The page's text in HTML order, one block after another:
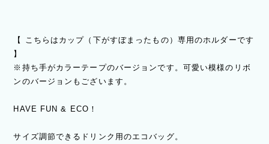
【 こちらはカップ（下がすぼまったもの）専用のホルダーです
】
※持ち手がカラーテープのバージョンです。可愛い模様のリボ
ンのバージョンもございます。
HAVE FUN & ECO！
サイズ調節できるドリンク用のエコバッグ。